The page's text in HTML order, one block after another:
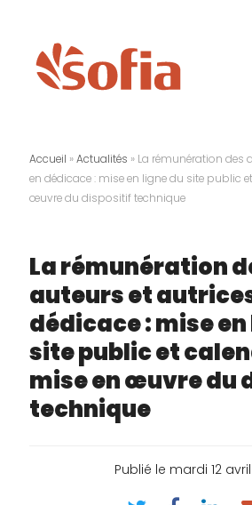
Accueil »Actualités » La rémunération des
en dédicace : mise en ligne du site public
œuvre du dispositif technique
La rémunération
auteurs et autrices
dédicace : mise
site public et
mise en œuvre du
technique
Publié le mardi 12